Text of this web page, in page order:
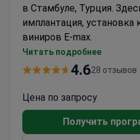
в Стамбуле, Турция.
имплантация, установка
виниров E-max.
Ежегодно Тауэр Дентал
пациентов. Зачастую это
Читать подробнее
4.628 отзывов
Цена по запросу
Получить